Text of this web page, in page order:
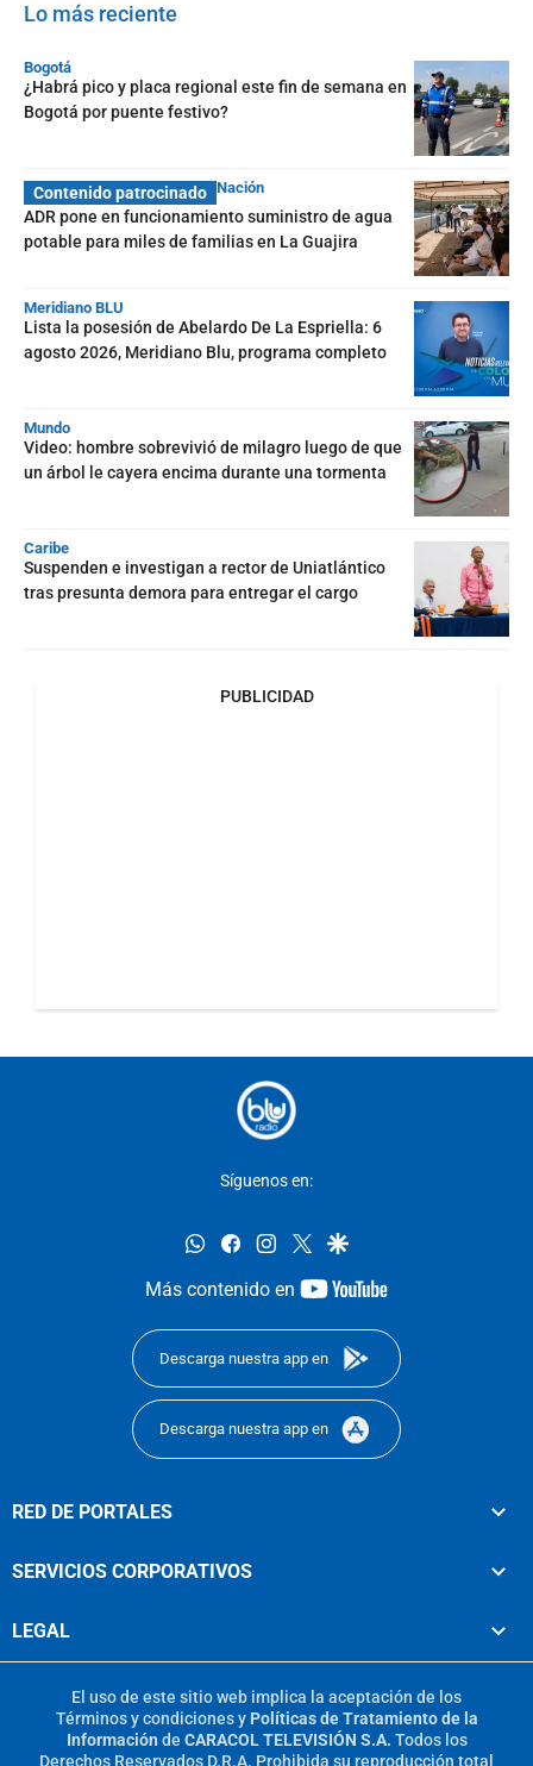
Lo más reciente
Bogotá
¿Habrá pico y placa regional este fin de semana en
Bogotá por puente festivo?
Contenido patrocinado Nación
ADR pone en funcionamiento suministro de agua
potable para miles de familias en La Guajira
Meridiano BLU
Lista la posesión de Abelardo De La Espriella: 6
agosto 2026, Meridiano Blu, programa completo
Mundo
Video: hombre sobrevivió de milagro luego de que
un árbol le cayera encima durante una tormenta
Caribe
Suspenden e investigan a rector de Uniatlántico
tras presunta demora para entregar el cargo
PUBLICIDAD
Síguenos en:
whatsappfacebookinstagram
twittergoogle
Más contenido en
youtube-
Descarga nuestra app en
Descarga nuestra app en
RED DE PORTALES
SERVICIOS CORPORATIVOS
LEGAL
El uso de este sitio web implica la aceptación de los
Términos y condicionesy Políticas de Tratamiento de la
Información de CARACOL TELEVISIÓN S.A. Todos los
Derechos Reservados D.R.A. Prohibida su reproducción total